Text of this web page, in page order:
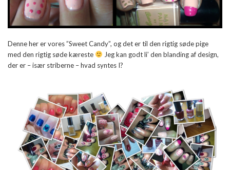
Denne her er vores ”Sweet Candy”, og det er til den rigtig søde pige
med den rigtig søde kæreste
Jeg kan godt li’ den blanding af design,
der er – især striberne – hvad syntes I?